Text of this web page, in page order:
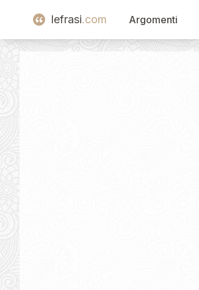
lefrasi.com Argomenti